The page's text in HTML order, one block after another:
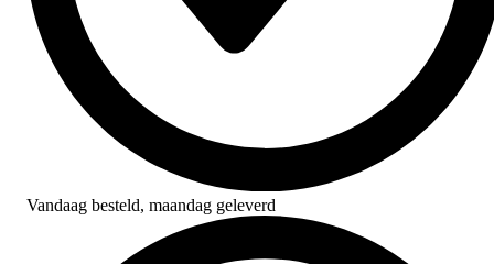
Vandaag besteld, maandag geleverd